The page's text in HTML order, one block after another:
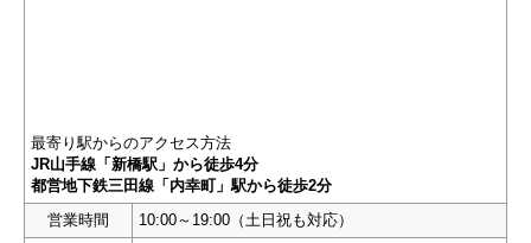
最寄り駅からのアクセス方法
JR山手線「新橋駅」から徒歩4分
都営地下鉄三田線「内幸町」駅から徒歩2分
営業時間
10:00～19:00（土日祝も対応）